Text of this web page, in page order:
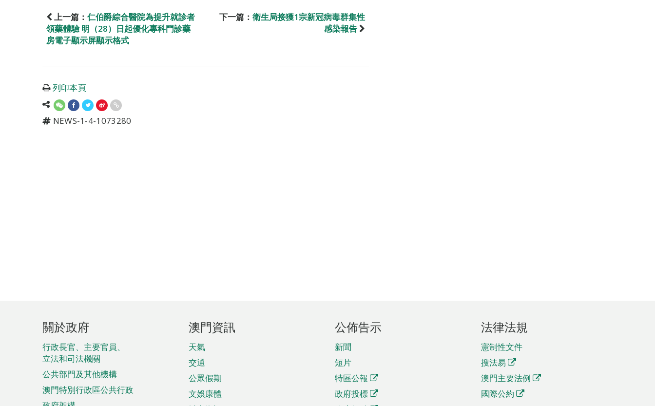
上一篇：仁伯爵綜合醫院為提升就診者
領藥體驗 明（28）日起優化專科門診藥
房電子顯示屏顯示格式
下一篇： 衛生局接獲1宗新冠病毒群集性
感染報告
列印本頁
NEWS-1-4-1073280
頁
腳
菜
單
關於政府
行政長官、主要官員、
立法和司法機關
公共部門及其他機構
澳門特別行政區公共行政
澳門資訊
天氣
交通
公眾假期
文娛康體
公佈告示
新聞
短片
特區公報
政府投標
法律法規
憲制性文件
搜法易
澳門主要法例
國際公約